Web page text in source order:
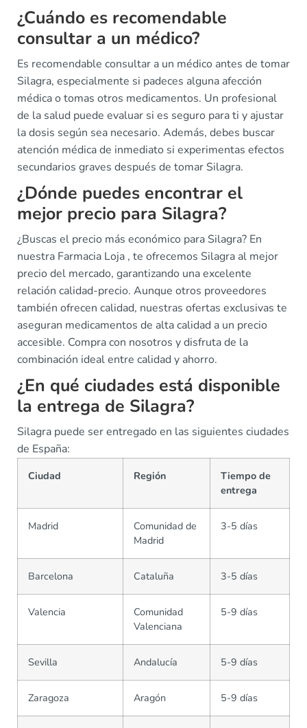
¿Cuándo es recomendable
consultar a un médico?
Es recomendable consultar a un médico antes de tomar
Silagra, especialmente si padeces alguna afección
médica o tomas otros medicamentos. Un profesional
de la salud puede evaluar si es seguro para ti y ajustar
la dosis según sea necesario. Además, debes buscar
atención médica de inmediato si experimentas efectos
secundarios graves después de tomar Silagra.
¿Dónde puedes encontrar el
mejor precio para Silagra?
¿Buscas el precio más económico para Silagra? En
nuestra Farmacia Loja , te ofrecemos Silagra al mejor
precio del mercado, garantizando una excelente
relación calidad-precio. Aunque otros proveedores
también ofrecen calidad, nuestras ofertas exclusivas te
aseguran medicamentos de alta calidad a un precio
accesible. Compra con nosotros y disfruta de la
combinación ideal entre calidad y ahorro.
¿En qué ciudades está disponible
la entrega de Silagra?
Silagra puede ser entregado en las siguientes ciudades
de España:
Ciudad Región
Tiempo de
entrega
Madrid
Comunidad de
Madrid
3-5 días
Barcelona Cataluña 3-5 días
Valencia
Comunidad
Valenciana
5-9 días
Sevilla Andalucía 5-9 días
Zaragoza Aragón 5-9 días